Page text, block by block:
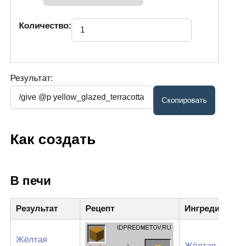
Количество:
Результат:
Как создать
В печи
Результат Рецепт
Жёлтая